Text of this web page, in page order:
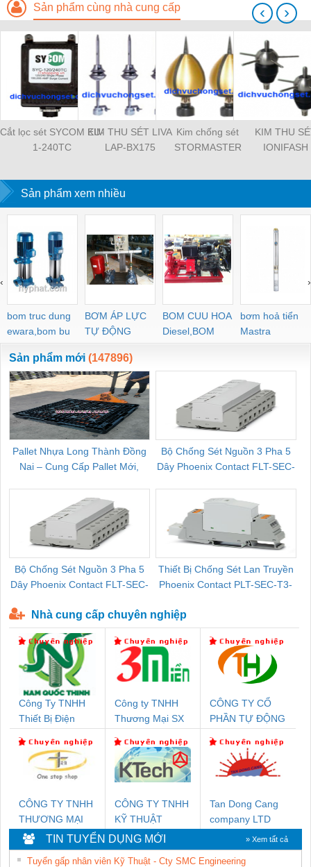
Sản phẩm cùng nhà cung cấp
Cắt lọc sét SYCOM EU-
1-240TC
KIM THU SÉT LIVA
LAP-BX175
Kim chống sét
STORMASTER
KIM THU
IONIFASH
‹ ›
Sản phẩm xem nhiều
bom truc dung
ewara,bom bu
ewara
BƠM ÁP LỰC
TỰ ĐỘNG
BOM CUU HOA
Diesel,BOM
CHUA CHAY
bơm hoả tiển
Mastra
‹ ›
Sản phẩm mới (147896)
Pallet Nhựa Long Thành Đồng
Nai – Cung Cấp Pallet Mới,
Bộ Chống Sét Nguồn 3 Pha 5
Dây Phoenix Contact FLT-SEC-
Bộ Chống Sét Nguồn 3 Pha 5
Dây Phoenix Contact FLT-SEC-
Thiết Bị Chống Sét Lan Truyền
Phoenix Contact PLT-SEC-T3-
Nhà cung cấp chuyên nghiệp
Công Ty TNHH
Thiết Bị Điện
Công ty TNHH
Thương Mại SX
CÔNG TY CỔ
PHẦN TỰ ĐỘNG
CÔNG TY TNHH
THƯƠNG MẠI
THIÊN ÂN VIỆT
NAM
CÔNG TY TNHH
KỸ THUẬT
KTECH VIỆT
NAM
Tan Dong Cang
company LTD
TIN TUYỂN DỤNG MỚI » Xem tất cả
Tuyển gấp nhân viên Kỹ Thuật - Cty SMC Engineering